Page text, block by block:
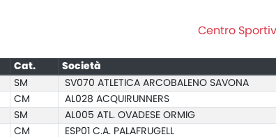
Centro
Cat. Società
SM SV070 ATLETICA ARCOBALENO SAVONA
CM AL028 ACQUIRUNNERS
SM AL005 ATL. OVADESE ORMIG
CM ESP01 C.A. PALAFRUGELL